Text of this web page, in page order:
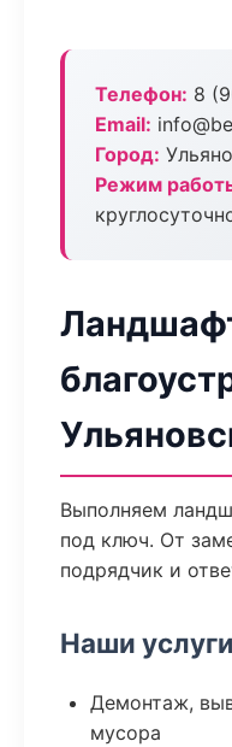
Телефон: 8
Email:
Город:
Режим
Выполняем
под ключ. От
подрядчик и
Наши услуги
Демонтаж,
мусора